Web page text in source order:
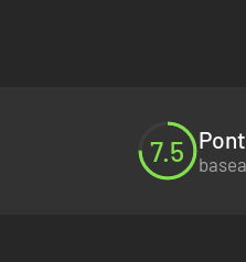
7.5